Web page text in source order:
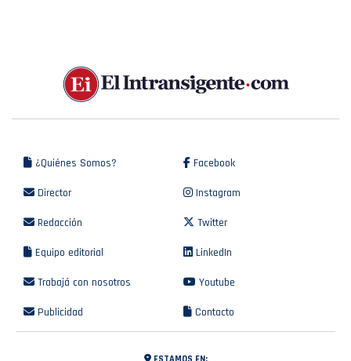
¿Quiénes Somos?
Director
Redacción
Equipo editorial
Trabajá con nosotros
Publicidad
Facebook
Instagram
Twitter
LinkedIn
Youtube
Contacto